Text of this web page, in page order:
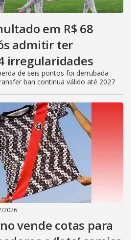
em R$ 68
admitir ter
irregularidades
de seis pontos foi derrubada
ban continua válido até 2027
2026
vende cotas para